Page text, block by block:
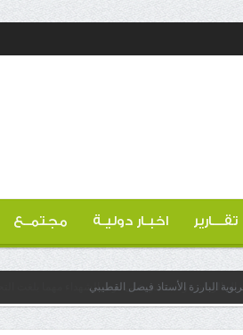
تقـــارير اخبـار دوليـة مجتمــع
البارزة الأستاذ فيصل القطيبي